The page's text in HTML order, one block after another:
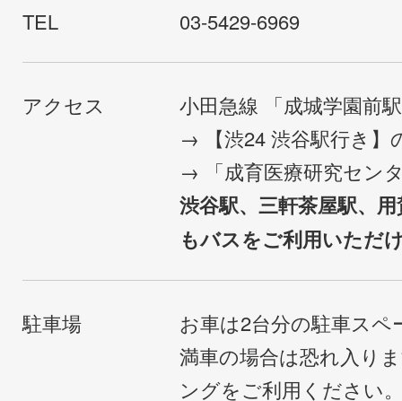
TEL 03-5429-6969
アクセス
小田急線 「成城学園前
→ 【渋24 渋谷駅行き】
→ 「成育医療研究セン
渋谷駅、三軒茶屋駅、
もバスをご利用いただ
駐車場
お車は2台分の駐車ス
満車の場合は恐れ入り
ングをご利用ください